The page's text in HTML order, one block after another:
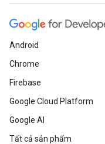
Android
Chrome
Firebase
Google Cloud Platform
Google AI
Tất cả sản phẩm